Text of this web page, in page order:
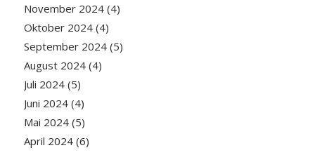
November 2024(4)
Oktober 2024(4)
September 2024(5)
August 2024(4)
Juli 2024(5)
Juni 2024(4)
Mai 2024(5)
April 2024(6)